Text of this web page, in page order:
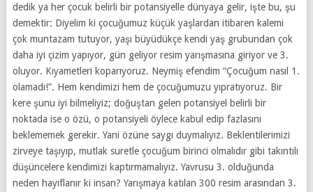
dedik ya her çocuk belirli bir potansiyelle dünyaya gelir, işte bu, şu
demektir: Diyelim ki çocuğumuz küçük yaşlardan itibaren kalemi
çok muntazam tutuyor, yaşı büyüdükçe kendi yaş grubundan çok
daha iyi çizim yapıyor, gün geliyor resim yarışmasına giriyor ve 3.
oluyor. Kıyametleri koparıyoruz. Neymiş efendim “Çocuğum nasıl 1.
olamadı!”. Hem kendimizi hem de çocuğumuzu yıpratıyoruz. Bir
kere şunu iyi bilmeliyiz; doğuştan gelen potansiyel belirli bir
noktada ise o özü, o potansiyeli öylece kabul edip fazlasını
beklememek gerekir. Yani özüne saygı duymalıyız. Beklentilerimizi
zirveye taşıyıp, mutlak suretle çocuğum birinci olmalıdır gibi takıntılı
düşüncelere kendimizi kaptırmamalıyız. Yavrusu 3. olduğunda
neden hayıflanır ki insan? Yarışmaya katılan 300 resim arasından 3.